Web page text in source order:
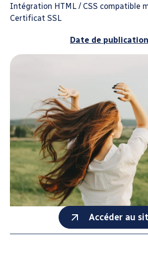
Intégration HTML / CSS compatible
Certificat SSL
Date de
Accéder au